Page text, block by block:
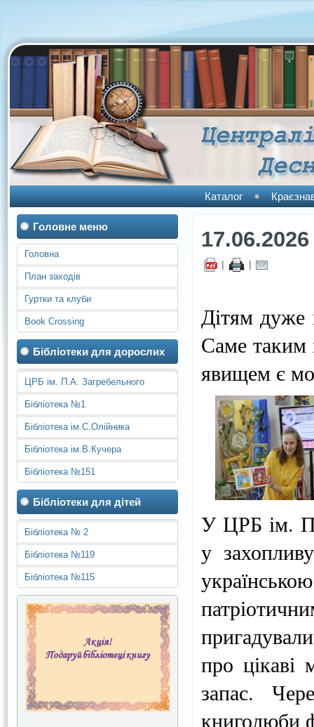
Каталог
Головне меню
Головна
План заходів
Гуртки та клуби
Book Crossing
Бібліотеки для дорослих
ЦРБ ім. П.А. Загребельного
Бібліотека №1
Бібліотека ім.С.Олійника
Бібліотека ім.В.Кучера
Бібліотека №151
Бібліотеки для дітей
Бібліотека № 2
Бібліотека №119
Бібліотека №115
17.06.2026
| |
Дітям дуже
Саме таким
явищем є
У ЦРБ ім. П.
у
про цікаві
запас.
книголюби